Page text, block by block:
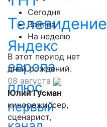
Телевидение
Яндекс
европа
плюс
первый
Сегодня
Завтра
На неделю
В этот период нет
дней рождений.
08 августа
Юлий Гусман
кинорежиссер,
сценарист,